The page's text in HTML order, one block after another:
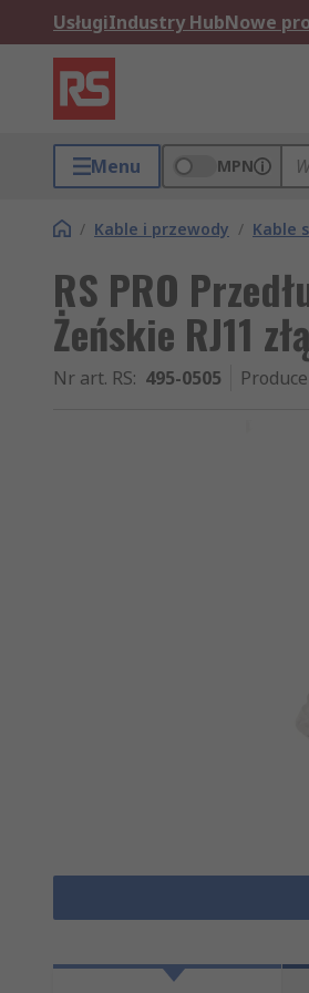
UsługiIndustry HubNowe
Menu MPN
/ Kable i przewody / Kable
RS PRO
Żeńskie RJ11
Nr art. RS: 495-0505